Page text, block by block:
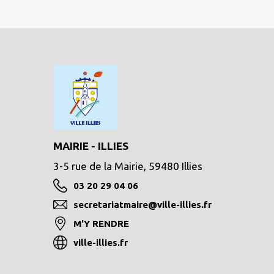
MAIRIE - ILLIES
3-5 rue de la Mairie, 59480 Illies
03 20 29 04 06
secretariatmaire@ville-illies.fr
M'Y RENDRE
ville-illies.fr